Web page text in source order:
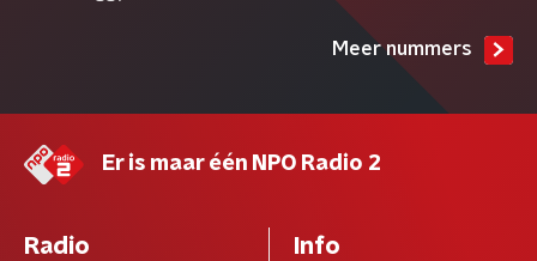
Meer nummers
Er is maar één NPO Radio 2
Radio Info